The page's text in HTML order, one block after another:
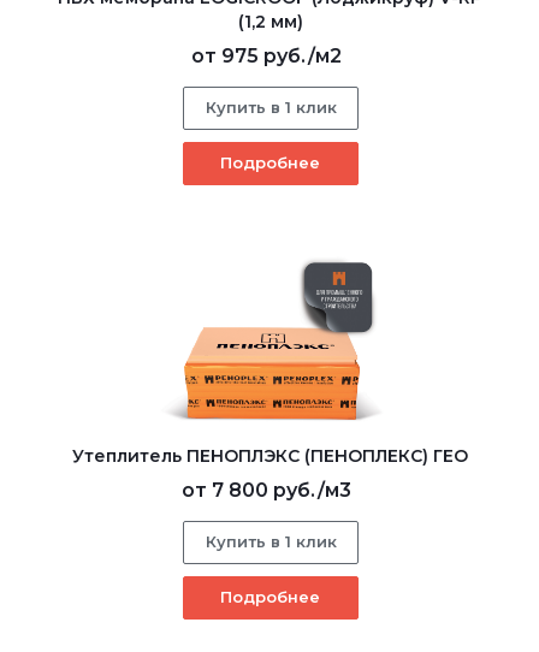
(1,2 мм)
от 975 руб./м2
Купить в 1 клик
Подробнее
Утеплитель ПЕНОПЛЭКС (ПЕНОПЛЕКС) ГЕО
от 7 800 руб./м3
Купить в 1 клик
Подробнее